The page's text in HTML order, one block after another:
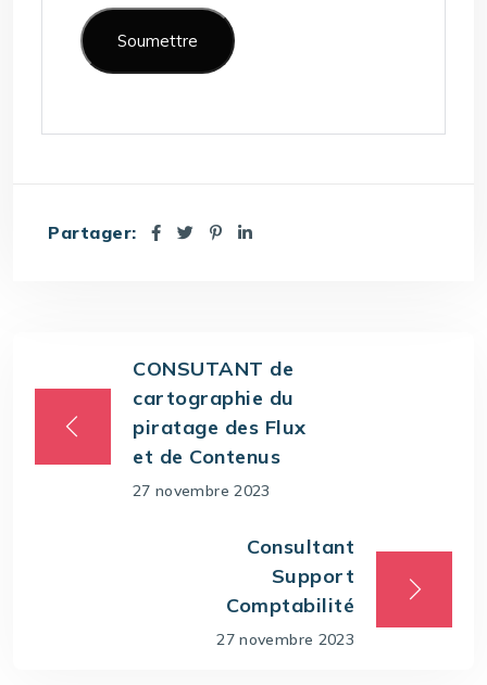
Partager:
CONSUTANT de
cartographie du
piratage des Flux
et de Contenus
27 novembre 2023
Consultant
Support
Comptabilité
27 novembre 2023